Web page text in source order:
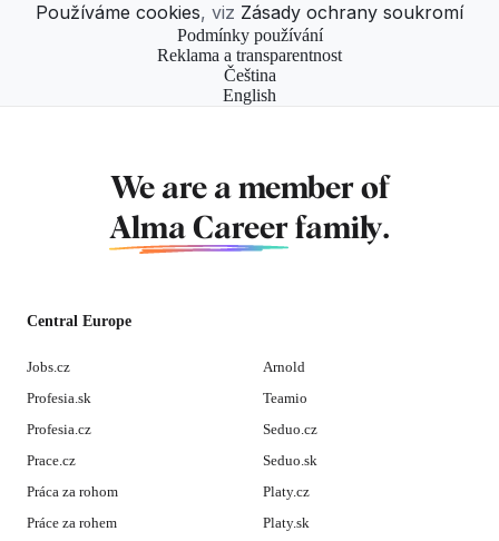
Používáme cookies, viz Zásady ochrany soukromí
Podmínky používání
Reklama a transparentnost
Čeština
English
We are a member of
Alma Career family.
Central Europe
Jobs.cz
Profesia.sk
Profesia.cz
Prace.cz
Práca za rohom
Práce za rohem
Arnold
Teamio
Seduo.cz
Seduo.sk
Platy.cz
Platy.sk